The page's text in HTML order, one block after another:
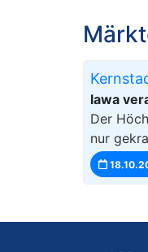
lawa
Der
nur